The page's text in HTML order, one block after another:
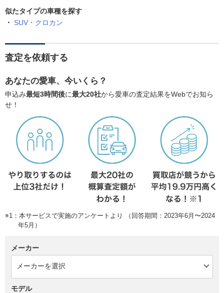
似たタイプの車種を探す
SUV・クロカン
査定を依頼する
あなたの愛車、今いくら？
申込み最短3時間後に最大20社から愛車の査定結果をWebでお知ら
せ！
※1：本サービスで実施のアンケートより （回答期間：2023年6月〜2024
年5月）
メーカー
モデル